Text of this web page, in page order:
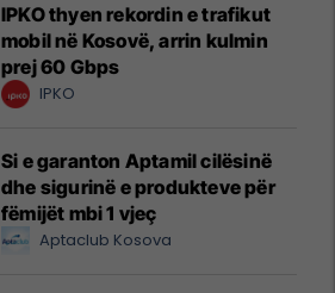
IPKO thyen rekordin e trafikut
mobil në Kosovë, arrin kulmin
prej 60 Gbps
IPKO
Si e garanton Aptamil cilësinë
dhe sigurinë e produkteve për
fëmijët mbi 1 vjeç
Aptaclub Kosova